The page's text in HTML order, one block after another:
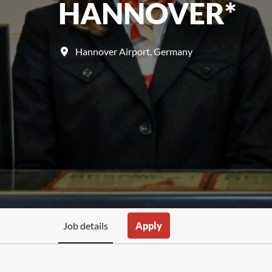
HANNOVER*
Hannover Airport,Germany
Job details Apply